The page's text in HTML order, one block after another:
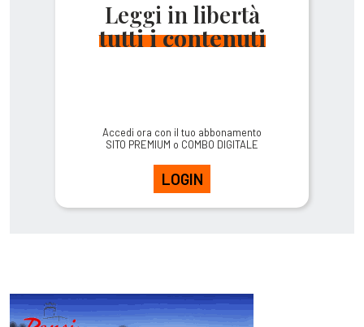
Leggi in libertà
tutti i contenuti
Accedi ora con il tuo abbonamento
SITO PREMIUM o COMBO DIGITALE
LOGIN